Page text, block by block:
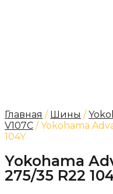
Главная / Шины /
V107C / Yokohama
104Y
Yokohama
275/35 R22